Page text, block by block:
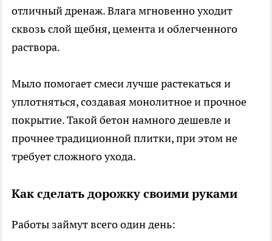
отличный дренаж. Влага мгновенно уходит
сквозь слой щебня, цемента и облегченного
раствора.
Мыло помогает смеси лучше растекаться и
уплотняться, создавая монолитное и прочное
покрытие. Такой бетон намного дешевле и
прочнее традиционной плитки, при этом не
требует сложного ухода.
Как сделать дорожку своими руками
Работы займут всего один день: